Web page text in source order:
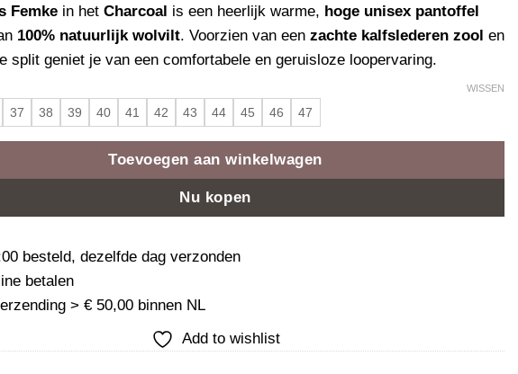
Femke in het Charcoal is een heerlijk warme, hoge unisex pantoffel
100% natuurlijk wolvilt. Voorzien van een zachte kalfslederen zool en
split geniet je van een comfortabele en geruisloze loopervaring.
37 38 39 40 41 42 43 44 45 46 47
WISSEN
Toevoegen aan winkelwagen
Nu kopen
besteld, dezelfde dag verzonden
betalen
> € 50,00 binnen NL
Add to wishlist